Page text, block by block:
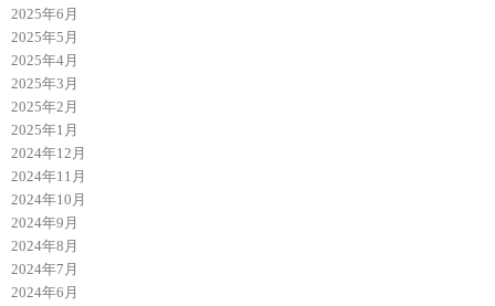
2025年6月
2025年5月
2025年4月
2025年3月
2025年2月
2025年1月
2024年12月
2024年11月
2024年10月
2024年9月
2024年8月
2024年7月
2024年6月